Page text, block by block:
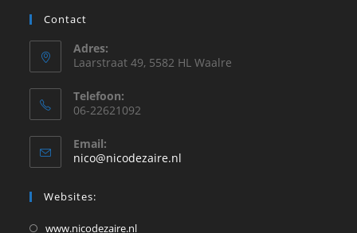
Contact
Adres:
Laarstraat 49, 5582 HL Waalre
Telefoon:
06-22621092
Email:
nico@nicodezaire.nl
Websites:
www.nicodezaire.nlOpent